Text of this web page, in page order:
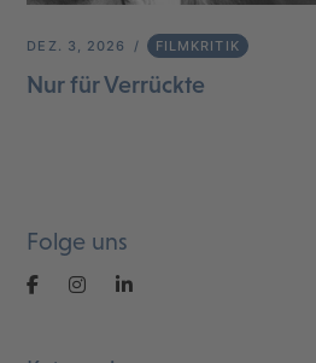
DEZ. 3, 2026 FILMKRITIK
Nur für Verrückte
Folge uns